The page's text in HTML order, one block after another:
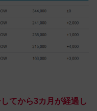
てから3カ月が経過し